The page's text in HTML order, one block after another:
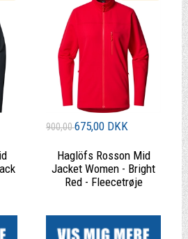
900,00675,00 DKK
Haglöfs Rosson Mid
Jacket Women - Bright
Red - Fleecetrøje